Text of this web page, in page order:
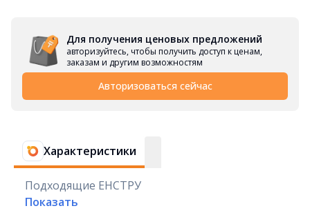
Для получения ценовых предложений
авторизуйтесь, чтобы получить доступ к ценам,
заказам и другим возможностям
Авторизоваться сейчас
Характеристики
Подходящие ЕНСТРУ
Показать